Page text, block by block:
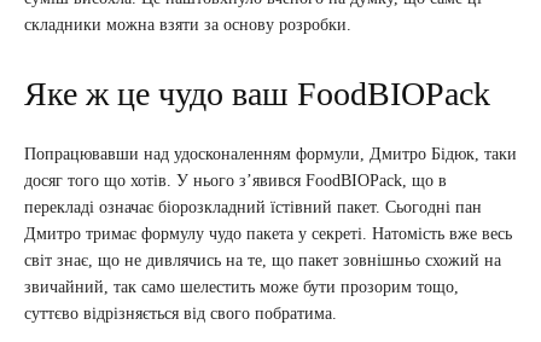
складники можна взяти за основу розробки.
Яке ж це чудо ваш FoodBIOPack
Попрацювавши над удосконаленням формули, Дмитро Бідюк, таки
досяг того що хотів. У нього з’явився FoodBIOPack, що в
перекладі означає біорозкладний їстівний пакет. Сьогодні пан
Дмитро тримає формулу чудо пакета у секреті. Натомість вже весь
світ знає, що не дивлячись на те, що пакет зовнішньо схожий на
звичайний, так само шелестить може бути прозорим тощо,
суттєво відрізняється від свого побратима.